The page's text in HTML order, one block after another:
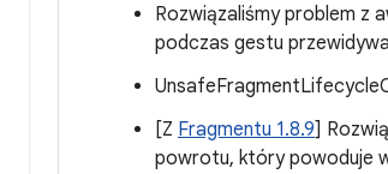
Rozwiązaliśmy problem z
podczas gestu
[Z Fragmentu 1.8.9]
powrotu, który powoduje